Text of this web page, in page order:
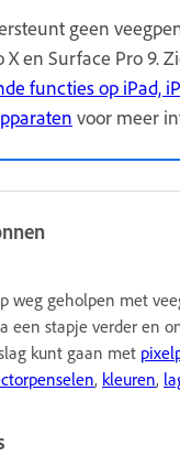
geen
X en Surface Pro 9.
functies op iPad,
voor meer
weg geholpen met
een stapje verder en
kunt gaan met
, kleuren,